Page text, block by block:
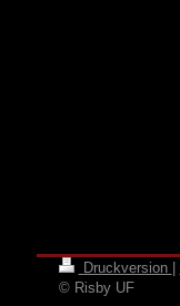
Druckversion
© Risby UF